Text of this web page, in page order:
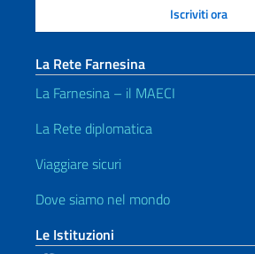
La Rete Farnesina
La Farnesina – il MAECI
La Rete diplomatica
Viaggiare sicuri
Dove siamo nel mondo
Le Istituzioni